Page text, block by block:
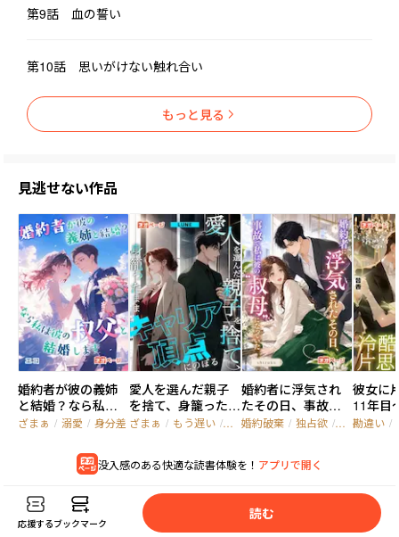
第9話 血の誓い
第10話 思いがけない触れ合い
もっと見る
見逃せない作品
婚約者が彼の義姉
と結婚？なら私は
彼の叔父と結婚し
ざまぁ / 溺愛 / 身分差
愛人を選んだ親子
を捨て、身籠ったま
まキャリア頂点に
ざまぁ / もう遅い / キャリアウーマン
婚約者に浮気され
たその日、事故で
私は彼の“叔母”にな
婚約破棄 / 独占欲 / 年の差
彼女に
11年目
司実は
勘違い /
没入感のある快適な読書体験を！ アプリで開く
応援するブックマーク
読む